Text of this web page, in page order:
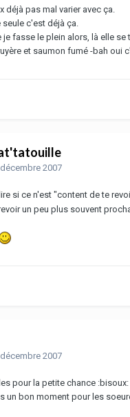
déjà pas mal varier avec ça.
seule c'est déjà ça.
fasse le plein alors, là elle se
et saumon fumé -bah oui
décembre 2007
si ce n'est "content de te
un peu plus souvent
décembre 2007
pour la petite chance :bisoux:
un bon moment pour les